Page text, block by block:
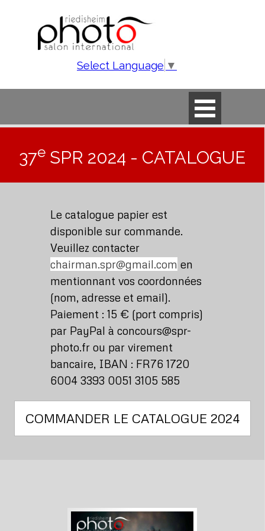
Sauter le menu
Select Language ▼
37e SPR 2024 - CATALOGUE
Le catalogue papier est
disponible sur commande.
Veuillez contacter
chairman.spr@gmail.com en
mentionnant vos coordonnées
(nom, adresse et email).
Paiement : 15 € (port compris)
par PayPal à concours@spr-
photo.fr ou par virement
bancaire, IBAN : FR76 1720
6004 3393 0051 3105 585
COMMANDER LE CATALOGUE 2024